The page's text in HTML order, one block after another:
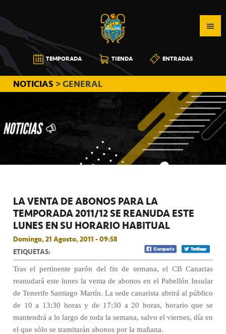
a
la
navegación
principal
al
contenido
principal
a
la
barra
lateral
principal
CB
CANARIAS
TEMPORADA TIENDA ENTRADAS
NOTICIAS > GENERAL
LA VENTA DE ABONOS PARA LA
TEMPORADA 2011/12 SE REANUDA ESTE
LUNES EN SU HORARIO HABITUAL
Domingo, 21 Agosto, 2011 - 09:58
ETIQUETAS:
Tras el pertinente parón del fin de semana, el CB Canarias
reanudará este lunes la venta de abonos en el Pabellón Insular
de Tenerife Santiago Martín. La sede canarista abrirá al público
de 10 a 13:30 horas y de 17:30 a 20 horas, horario que se
mantendrá a lo largo de toda la semana, salvo el viernes, día en
el que sólo se tramitarán abonos por la mañana.